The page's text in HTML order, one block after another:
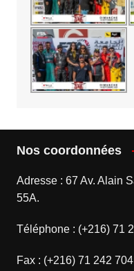
Nos coordonnées
Adresse : 67 Av. Alain
55A.
Téléphone : (+216) 71
Fax : (+216) 71 242 704